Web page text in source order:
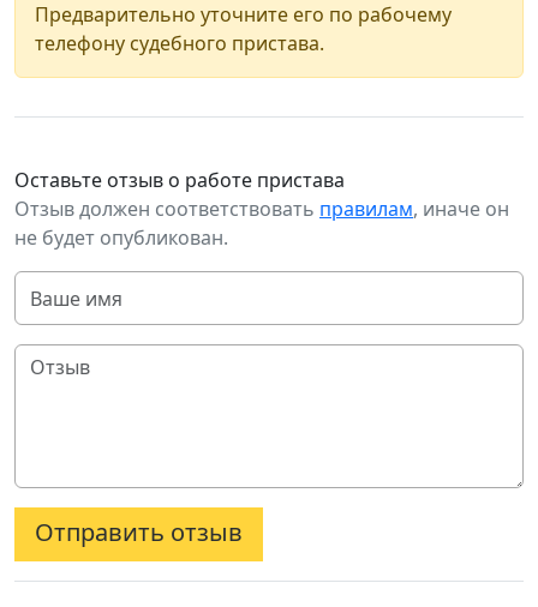
Предварительно уточните его по рабочему
телефону судебного пристава.
Оставьте отзыв о работе пристава
Отзыв должен соответствовать правилам, иначе он
не будет опубликован.
Отправить отзыв